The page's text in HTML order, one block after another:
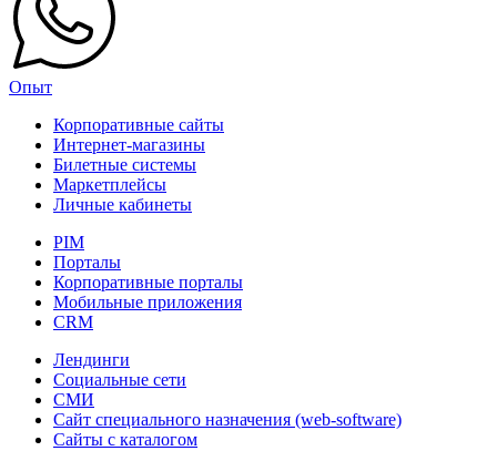
Опыт
Корпоративные сайты
Интернет-магазины
Билетные системы
Маркетплейсы
Личные кабинеты
PIM
Порталы
Корпоративные порталы
Мобильные приложения
CRM
Лендинги
Социальные сети
СМИ
Сайт специального назначения (web-software)
Сайты с каталогом